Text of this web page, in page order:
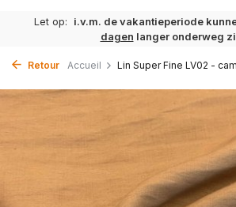
Let op: i.v.m. de vakantieperiode
dagen langer onderweg
Retour Accueil Lin Super Fine LV02 -